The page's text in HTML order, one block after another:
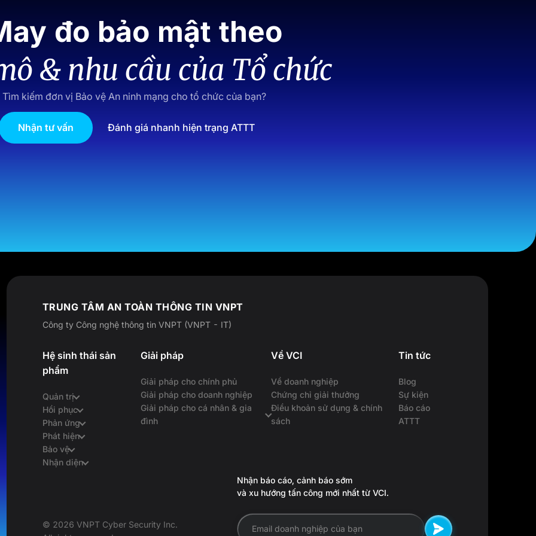
đo bảo mật theo
& nhu cầu của Tổ chức
Tìm kiếm đơn vị Bảo vệ An ninh mạng cho tổ chức của bạn?
Nhận tư vấn Đánh giá nhanh hiện trạng ATTT
TRUNG TÂM AN TOÀN THÔNG TIN VNPT
Công ty Công nghệ thông tin VNPT (VNPT - IT)
Hệ sinh thái sản
phẩm
Quản trị
Hồi phục
Phản ứng
Phát hiện
Bảo vệ
Nhận diện
Giải pháp
Giải pháp cho chính phủ
Giải pháp cho doanh nghiệp
Giải pháp cho cá nhân & gia
đình
Về VCI
Về doanh nghiệp
Chứng chỉ giải thưởng
Điều khoản sử dụng & chính
sách
Tin tức
Blog
Sự kiện
Báo cáo
ATTT
© 2026 VNPT Cyber Security Inc.
Nhận báo cáo, cảnh báo sớm
và xu hướng tấn công mới nhất từ VCI.